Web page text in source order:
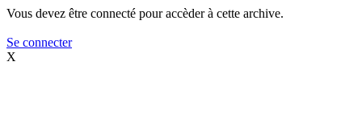
Vous devez être connecté pour accèder à cette archive.
Se connecter
X